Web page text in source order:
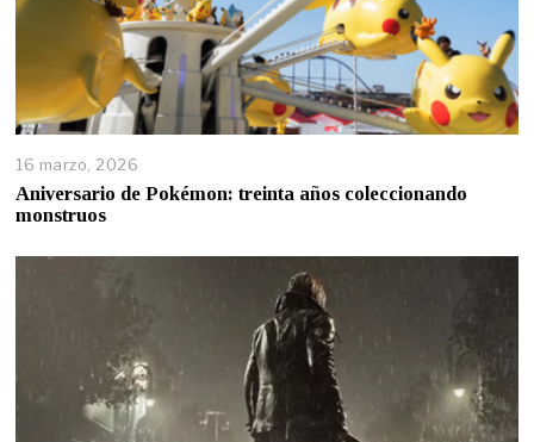
16 marzo, 2026
Aniversario de Pokémon: treinta años coleccionando
monstruos